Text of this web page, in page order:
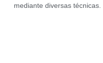
mediante diversas